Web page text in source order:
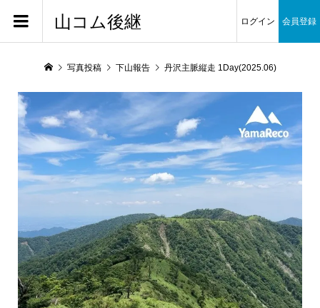
山コム後継 ログイン 会員登録
写真投稿 下山報告 丹沢主脈縦走 1Day(2025.06)